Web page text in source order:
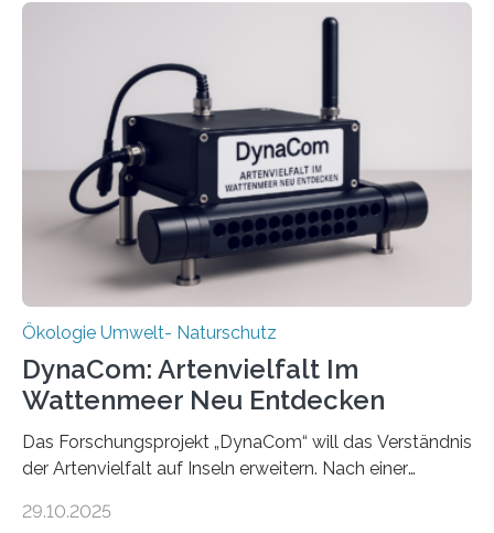
Ökologie Umwelt- Naturschutz
DynaCom: Artenvielfalt Im
Wattenmeer Neu Entdecken
Das Forschungsprojekt „DynaCom“ will das Verständnis
der Artenvielfalt auf Inseln erweitern. Nach einer
Beobachtungen im Wattenmeer ist nun eine große
29.10.2025